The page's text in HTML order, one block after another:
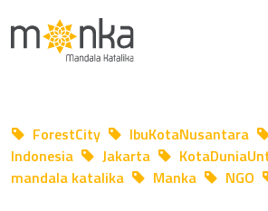
ForestCity IbuKotaNusantara
Indonesia
Jakarta
mandala katalika
Manka NGO